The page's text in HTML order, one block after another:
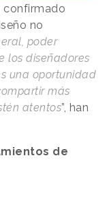
confirmado
no
poder
los diseñadores
una oportunidad
más
atentos”, han
de